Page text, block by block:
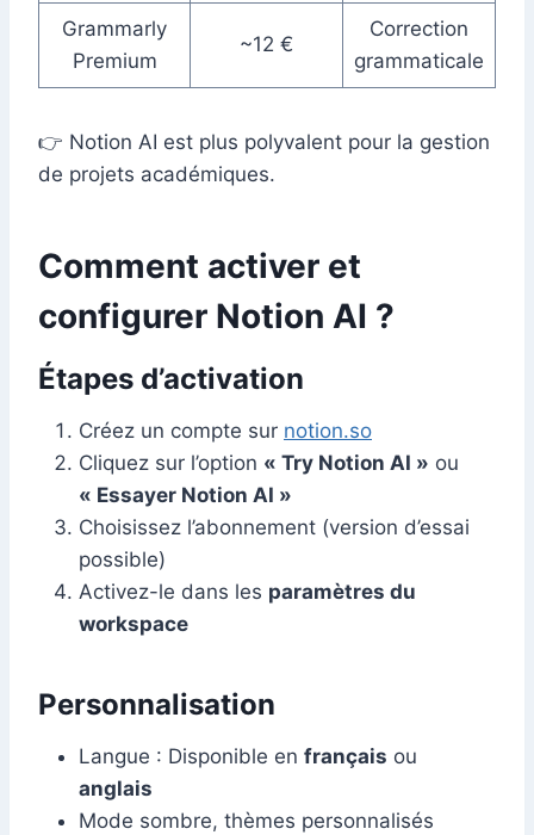
Grammarly
Premium
~12 €
Correction
grammaticale
👉 Notion AI est plus polyvalent pour la gestion
de projets académiques.
Comment activer et
configurer Notion AI ?
Étapes d’activation
Créez un compte sur notion.so
Cliquez sur l’option « Try Notion AI » ou
« Essayer Notion AI »
Choisissez l’abonnement (version d’essai
possible)
Activez-le dans les paramètres du
workspace
Personnalisation
Langue : Disponible en français ou
anglais
Mode sombre, thèmes personnalisés